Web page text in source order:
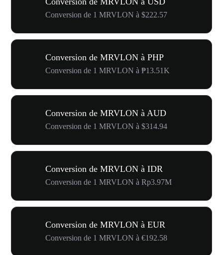
Conversion de 1 MRVLON à $222.57
Conversion de MRVLON à PHP
Conversion de 1 MRVLON à ₱13.51K
Conversion de MRVLON à AUD
Conversion de 1 MRVLON à $314.94
Conversion de MRVLON à IDR
Conversion de 1 MRVLON à Rp3.97M
Conversion de MRVLON à EUR
Conversion de 1 MRVLON à €192.58